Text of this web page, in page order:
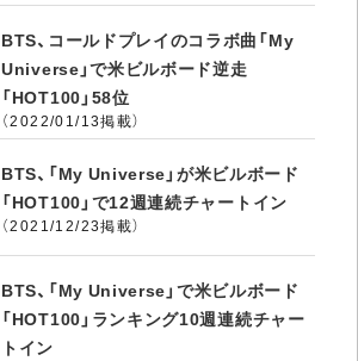
BTS、コールドプレイのコラボ曲「My
Universe」で米ビルボード逆走
「HOT100」58位
（2022/01/13掲載）
BTS、「My Universe」が米ビルボード
「HOT100」で12週連続チャートイン
（2021/12/23掲載）
BTS、「My Universe」で米ビルボード
「HOT100」ランキング10週連続チャー
トイン